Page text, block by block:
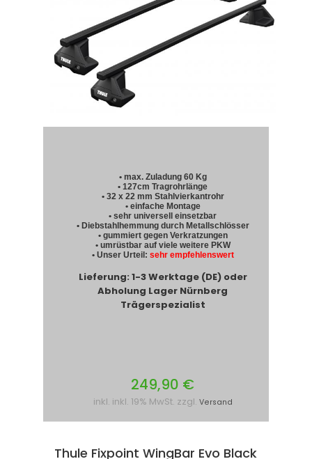
• max. Zuladung 60 Kg
• 127cm Tragrohrlänge
• 32 x 22 mm Stahlvierkantrohr
• einfache Montage
• sehr universell einsetzbar
• Diebstahlhemmung durch Metallschlösser
• gummiert gegen Verkratzungen
• umrüstbar auf viele weitere PKW
• Unser Urteil: sehr empfehlenswert
Lieferung: 1-3 Werktage (DE) oder
Abholung Lager Nürnberg
Trägerspezialist
249,90 €
inkl. inkl. 19% MwSt. zzgl. Versand
Thule Fixpoint WingBar Evo Black